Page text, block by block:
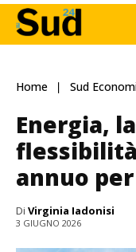
Home Sud
Energia,
annuo
Di Virginia Iadonisi
3 GIUGNO 2026